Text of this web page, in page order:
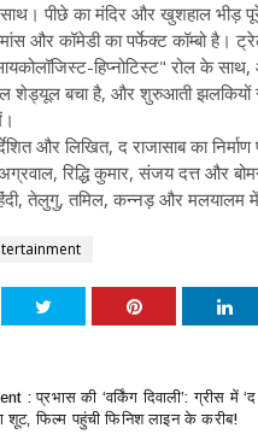
पीछे का मंदिर और खुशहाल भीड़
और कॉमेडी का पर्फेक्ट कॉम्बो है।
हिप्नोटिस्ट" रोल के
शेड्यूल बचा है, और शुरुआती झलकियों
और लिखित, द राजासाब का
रिद्धि कुमार, संजय दत्त और
तेलुगु, तमिल, कन्नड़ और मलयालम में
: ​प्रभास की ‘वर्किंग दिवाली’: ग्रीस में
शूट, फिल्म पहुंची फिनिश लाइन के करीब!